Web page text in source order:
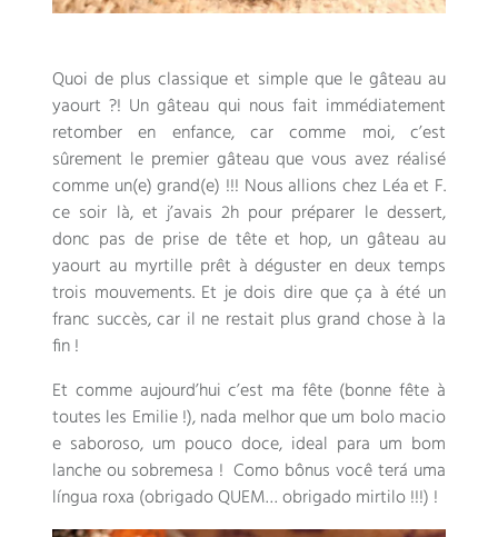
Quoi de plus classique et simple que le gâteau au
yaourt ?! Un gâteau qui nous fait immédiatement
retomber en enfance,car comme moi, c’est
sûrement le premier gâteau que vous avez réalisé
comme un(e)grand(e) !!! Nous allions chez Léa et F.
ce soir là, et j’avais 2h pour préparer le dessert,
donc pas de prise de tête et hop, un gâteau au
yaourt au myrtille prêt à déguster en deux temps
trois mouvements. Et je dois dire que ça à été un
franc succès,car il ne restait plus grand chose à la
fin!
Et comme aujourd’hui c’est ma fête(bonne fête à
toutes les Emilie!), nada melhor que um bolo macio
e saboroso, um pouco doce, ideal para um bom
lanche ou sobremesa ! Como bônus você terá uma
língua roxa (obrigado QUEM… obrigado mirtilo !!!) !